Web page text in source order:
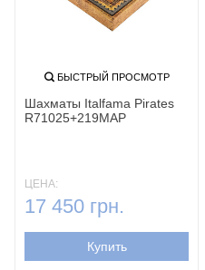
БЫСТРЫЙ ПРОСМОТР
Шахматы Italfama Pirates
R71025+219MAP
ЦЕНА:
17 450 грн.
Купить